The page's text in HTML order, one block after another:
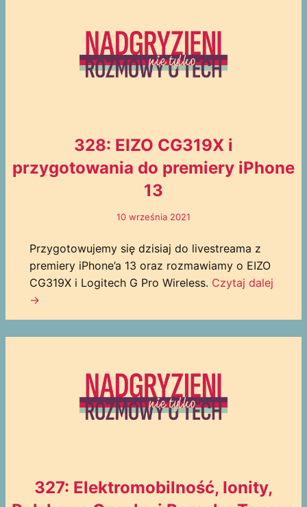
328: EIZO CG319X i
przygotowania do premiery iPhone
13
10 września 2021
Przygotowujemy się dzisiaj do livestreama z
premiery iPhone’a 13 oraz rozmawiamy o EIZO
CG319X i Logitech G Pro Wireless. Czytaj dalej
→
327: Elektromobilność, Ionity,